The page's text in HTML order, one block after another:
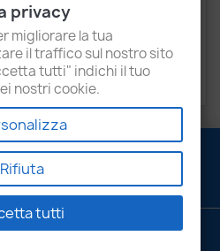
Tdi


privacy
migliorare la tua
il traffico sul nostro sito
tutti" indichi il tuo
nostri cookie.
Rifiuta
tutti